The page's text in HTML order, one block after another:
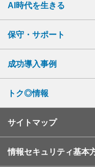
AI時代を生きる
保守・サポート
成功導入事例
トク◎情報
サイトマップ
情報セキュリティ基本